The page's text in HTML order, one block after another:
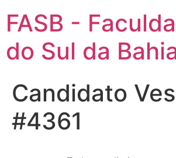
FASB -
do Sul da
Candidato
#4361